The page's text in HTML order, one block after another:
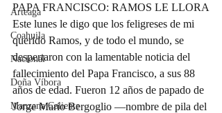
Arteaga
Coahuila
Nacional
Doña Víbora
Manzana Caliente
PAPA FRANCISCO: RAMOS LE LLORA
Este lunes le digo que los feligreses de mi
querido Ramos, y de todo el mundo, se
despertaron con la lamentable noticia del
fallecimiento del Papa Francisco, a sus 88
años de edad. Fueron 12 años de papado de
Jorge Mario Bergoglio —nombre de pila del